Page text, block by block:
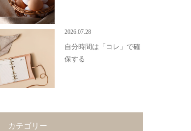
2026.07.28
自分時間は「コレ」で確
保する
カテゴリー